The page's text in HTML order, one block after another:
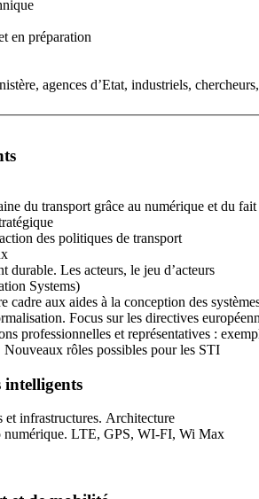
en préparation
agences d’Etat, industriels,
du transport grâce au numérique et du
des politiques de transport
durable. Les acteurs, le jeu d’acteurs
Systems)
cadre aux aides à la conception des
Focus sur les directives
professionnelles et représentatives :
rôles possibles pour les STI
intelligents
et infrastructures. Architecture
numérique. LTE, GPS, WI-FI, Wi Max